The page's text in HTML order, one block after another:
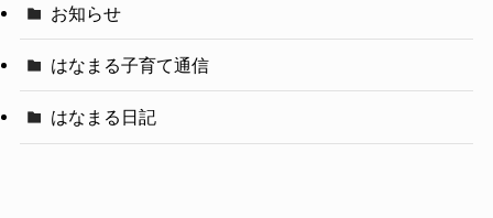
お知らせ
はなまる子育て通信
はなまる日記